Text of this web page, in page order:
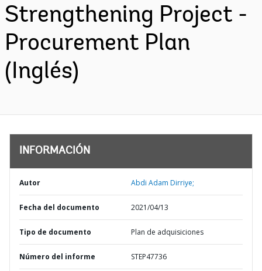
Strengthening Project -
Procurement Plan
(Inglés)
INFORMACIÓN
Autor Abdi Adam Dirriye;
Fecha del documento 2021/04/13
Tipo de documento Plan de adquisiciones
Número del informe STEP47736